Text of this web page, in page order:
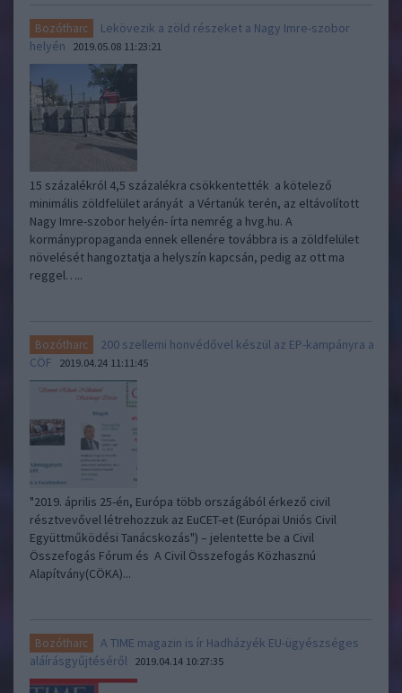
Bozótharc
Lekövezik a zöld részeket a Nagy Imre-szobor
helyén
2019.05.08 11:23:21
15 százalékról 4,5 százalékra csökkentették a kötelező
minimális zöldfelület arányát a Vértanúk terén, az eltávolított
Nagy Imre-szobor helyén- írta nemrég a hvg.hu. A
kormánypropaganda ennek ellenére továbbra is a zöldfelület
növelését hangoztatja a helyszín kapcsán, pedig az ott ma
reggel…..
Bozótharc
200 szellemi honvédővel készül az EP-kampányra a
CÖF
2019.04.24 11:11:45
"2019. április 25-én, Európa több országából érkező civil
résztvevővel létrehozzuk az EuCET-et (Európai Uniós Civil
Együttműködési Tanácskozás") – jelentette be a Civil
Összefogás Fórum és A Civil Összefogás Közhasznú
Alapítvány(CÖKA)...
Bozótharc
A TIME magazin is ír Hadházyék EU-ügyészséges
aláírásgyűjtéséről 2019.04.14 10:27:35